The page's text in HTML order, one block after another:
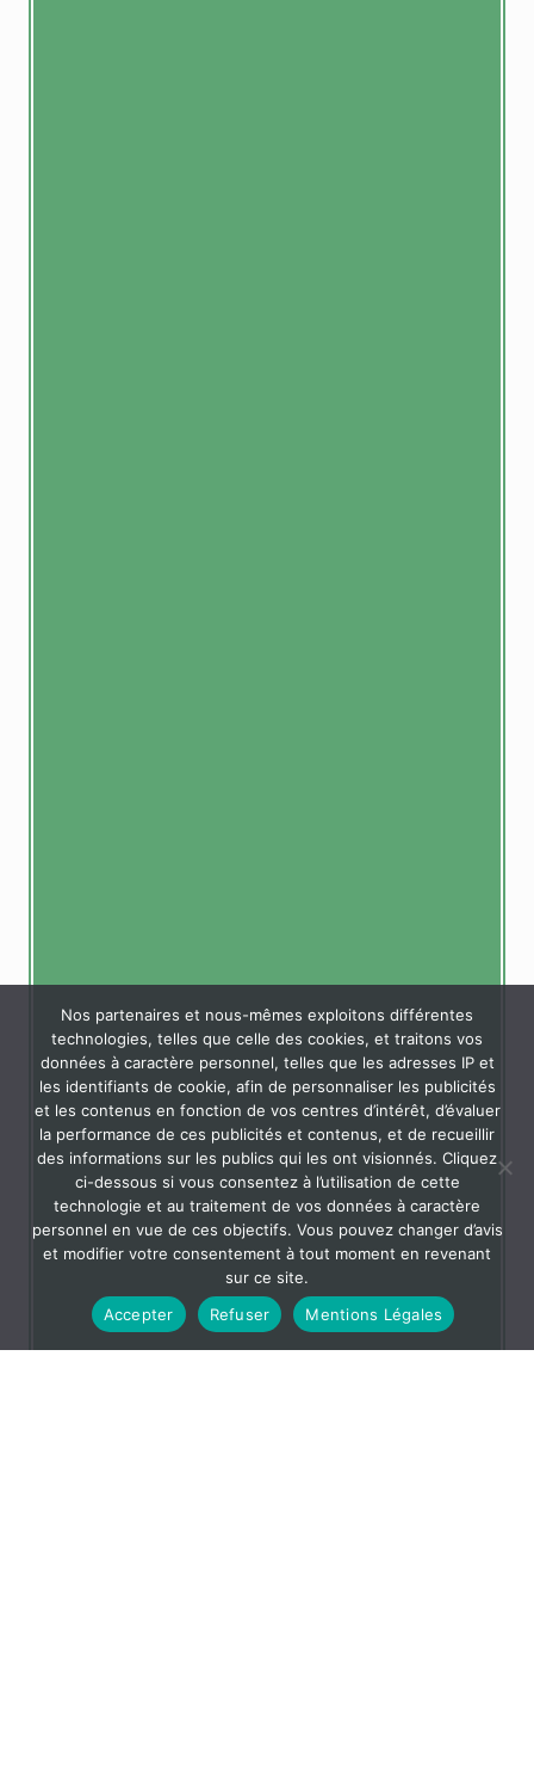
Nos partenaires et nous-mêmes exploitons différentes
technologies, telles que celle des cookies, et traitons vos
données à caractère personnel, telles que les adresses IP et
les identifiants de cookie, afin de personnaliser les publicités
et les contenus en fonction de vos centres d’intérêt, d’évaluer
la performance de ces publicités et contenus, et de recueillir
des informations sur les publics qui les ont visionnés. Cliquez
ci-dessous si vous consentez à l’utilisation de cette
technologie et au traitement de vos données à caractère
personnel en vue de ces objectifs. Vous pouvez changer d’avis
et modifier votre consentement à tout moment en revenant
sur ce site.
Accepter
Refuser Mentions Légales